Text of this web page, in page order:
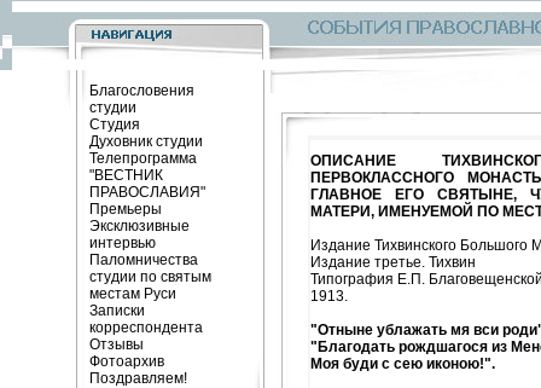
Благословения
студии
Студия
Духовник студии
Телепрограмма
"ВЕСТНИК
ПРАВОСЛАВИЯ"
Премьеры
Эксклюзивные
интервью
Паломничества
студии по святым
местам Руси
Записки
корреспондента
Отзывы
Фотоархив
Поздравляем!
ОПИСАНИЕ
ПЕРВОКЛАССНОГО
ГЛАВНОЕ ЕГО СВЯТЫНЕ,
МАТЕРИ, ИМЕНУЕМОЙ ПО
Издание Тихвинского Большого
Издание третье. Тихвин
Типография Е.П.
1913.
"Отныне ублажать мя вси
"Благодать рождшагося из
Моя буди с сею иконою!".